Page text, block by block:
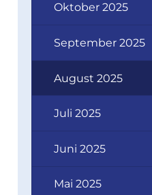
Oktober 2025
September 2025
August 2025
Juli 2025
Juni 2025
Mai 2025